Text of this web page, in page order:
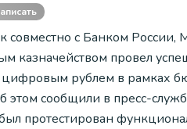
совместно с Банком
казначейством провел
рублем в рамках
этом сообщили в пресс-
протестирован